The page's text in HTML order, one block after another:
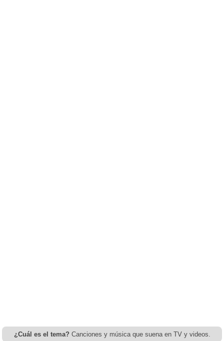
¿Cuál es el tema? Canciones y música que suena en TV y videos.